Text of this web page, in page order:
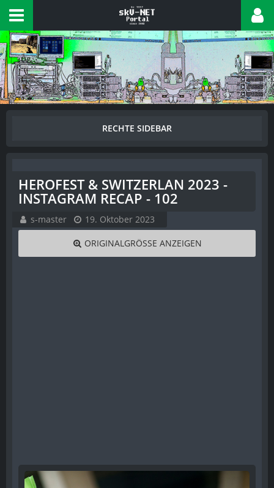
HEROFEST & SWITZERLAN 2023 -
INSTAGRAM RECAP - 102
s-master 19. Oktober 2023
ORIGINALGRÖSSE ANZEIGEN